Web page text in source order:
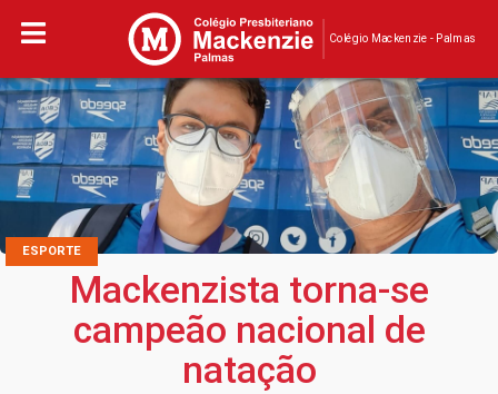
Colégio Mackenzie - Palmas
ESPORTE
Mackenzista torna-se
campeão nacional de
natação